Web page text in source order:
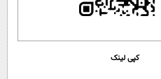
کپی لینک